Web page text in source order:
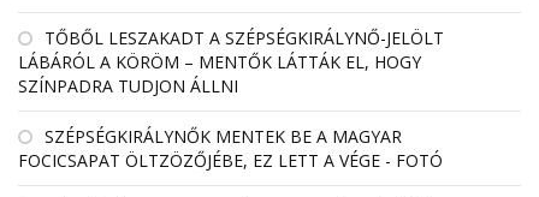
TŐBŐL LESZAKADT A SZÉPSÉGKIRÁLYNŐ-JELÖLT
LÁBÁRÓL A KÖRÖM – MENTŐK LÁTTÁK EL, HOGY
SZÍNPADRA TUDJON ÁLLNI
SZÉPSÉGKIRÁLYNŐK MENTEK BE A MAGYAR
FOCICSAPAT ÖLTZÖZŐJÉBE, EZ LETT A VÉGE - FOTÓ